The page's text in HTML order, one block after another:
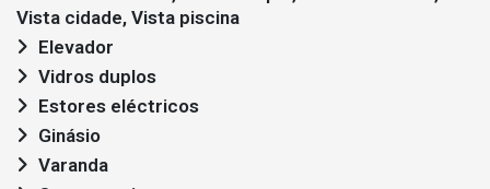
Vista cidade, Vista piscina
Elevador
Vidros duplos
Estores eléctricos
Ginásio
Varanda